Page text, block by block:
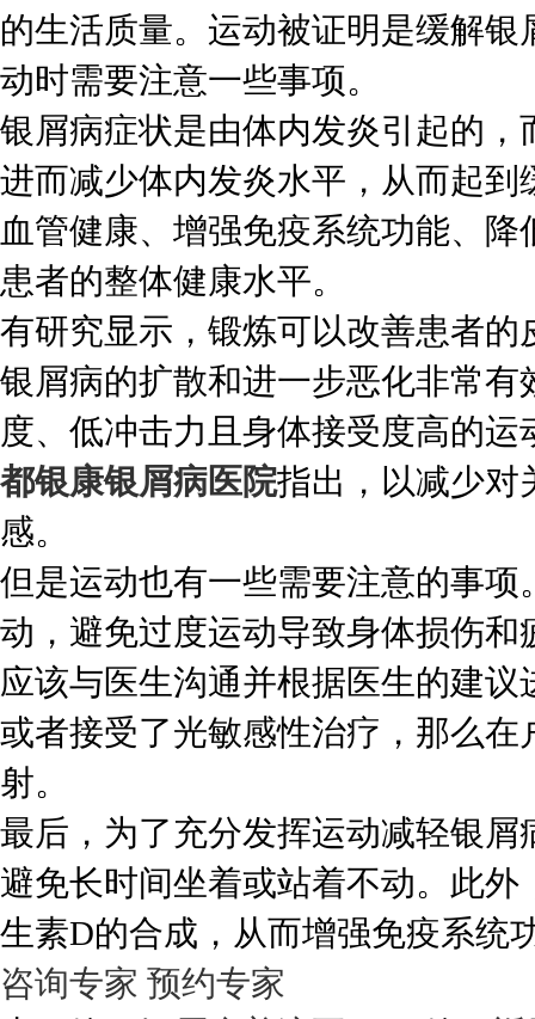
的生活质量。运动被证明是缓解
动时需要注意一些事项。
银屑病症状是由体内发炎引起的
进而减少体内发炎水平，从而起
血管健康、增强免疫系统功能、
患者的整体健康水平。
有研究显示，锻炼可以改善患者
银屑病的扩散和进一步恶化非常
度、低冲击力且身体接受度高的
都银康银屑病医院指出，以减少对
感。
但是运动也有一些需要注意的事
动，避免过度运动导致身体损伤
应该与医生沟通并根据医生的建
或者接受了光敏感性治疗，那么
射。
最后，为了充分发挥运动减轻银
避免长时间坐着或站着不动。此
生素D的合成，从而增强免疫系统
咨询专家 预约专家